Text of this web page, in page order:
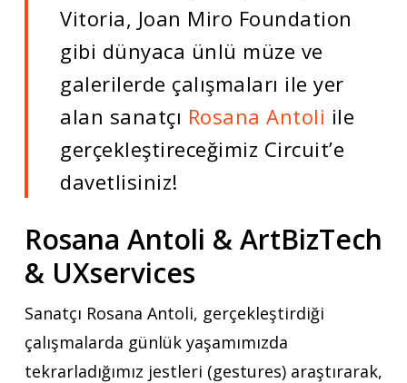
Vitoria, Joan Miro Foundation
gibi dünyaca ünlü müze ve
galerilerde çalışmaları ile yer
alan sanatçı Rosana Antoli ile
gerçekleştireceğimiz Circuit’e
davetlisiniz!
Rosana Antoli & ArtBizTech
& UXservices
Sanatçı Rosana Antoli, gerçekleştirdiği
çalışmalarda günlük yaşamımızda
tekrarladığımız jestleri (gestures) araştırarak,